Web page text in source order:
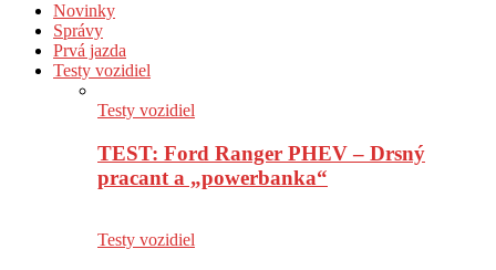
Novinky
Správy
Prvá jazda
Testy vozidiel
Testy vozidiel
TEST: Ford Ranger PHEV – Drsný
pracant a „powerbanka“
Testy vozidiel